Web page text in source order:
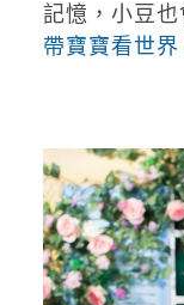
記憶，小豆也
帶寶寶看世